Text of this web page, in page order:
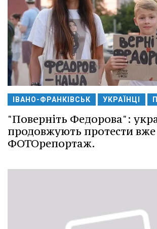
ІВАНО-ФРАНКІВСЬК УКРАЇНЦІ
"Поверніть Федорова":
продовжують протести
ФОТОрепортаж.